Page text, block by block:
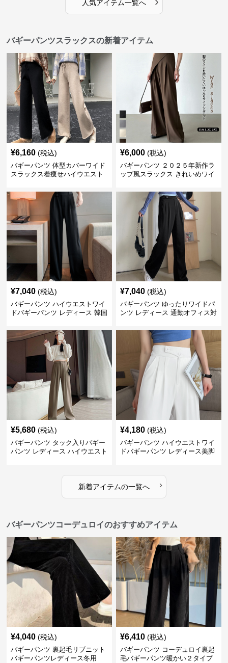
人気アイテム一覧へ
バギーパンツスラックスの新着アイテム
¥6,160 (税込)
バギーパンツ 体型カバーワイド
スラックス着痩せハイウエスト
¥6,000 (税込)
バギーパンツ ２０２５年新作ラ
ップ風スラックス きれいめワイ
¥7,040 (税込)
バギーパンツ ハイウエストワイ
ドバギーパンツ レディース 韓国
¥7,040 (税込)
バギーパンツ ゆったりワイドパ
ンツ レディース 通勤オフィス対
¥5,680 (税込)
バギーパンツ タック入りバギー
パンツ レディース ハイウエスト
¥4,180 (税込)
バギーパンツ ハイウエストワイ
ドバギーパンツ レディース美脚
新着アイテムの一覧へ ›
バギーパンツコーデュロイのおすすめアイテム
¥4,040 (税込)
バギーパンツ 裏起毛リブニット
バギーパンツレディース冬用
¥6,410 (税込)
バギーパンツ コーデュロイ裏起
毛バギーパンツ暖かい２タイプ